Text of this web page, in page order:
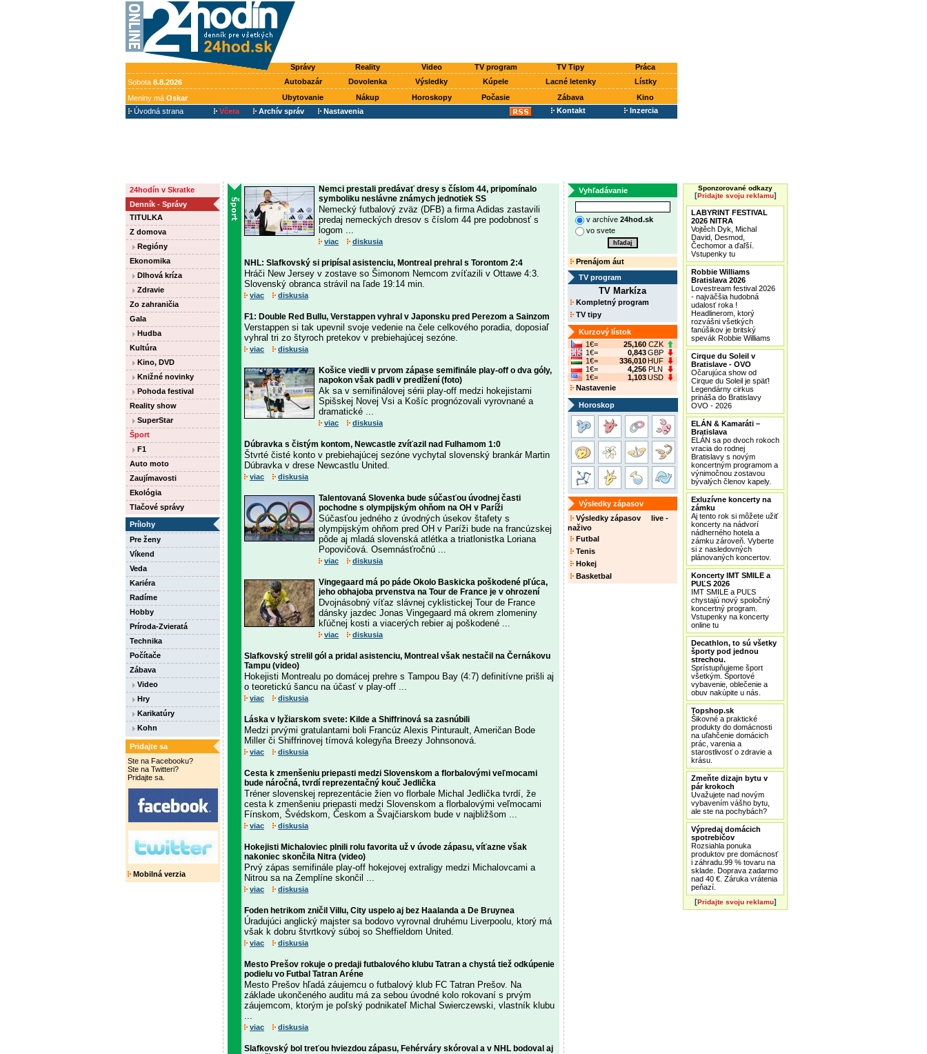
Správy Reality Video TV program TV Tipy
Práca
Sobota 8.8.2026 Autobazár Dovolenka Výsledky Kúpele Lacné letenky
Lístky
Meniny má Oskar Ubytovanie Nákup Horoskopy Počasie Zábava
Kino
Úvodná strana
Včera Archív správ Nastavenia Kontakt Inzercia
24hodín v Skratke
Denník - Správy
TITULKA
Z domova
Regióny
Ekonomika
Dlhová kríza
Zdravie
Zo zahraničia
Gala
Hudba
Kultúra
Kino, DVD
Knižné novinky
Pohoda festival
Reality show
SuperStar
Šport
F1
Auto moto
Zaujímavosti
Ekológia
Tlačové správy
Prílohy
Pre ženy
Víkend
Veda
Kariéra
Radíme
Hobby
Príroda-Zvieratá
Technika
Počítače
Zábava
Video
Hry
Karikatúry
Kohn
Pridajte sa
Ste na Facebooku?
Ste na Twitteri?
Pridajte sa.
Mobilná verzia
Nemci prestali predávať dresy s číslom 44, pripomínalo
symboliku neslávne známych jednotiek SS
Nemecký futbalový zväz (DFB) a firma Adidas zastavili
predaj nemeckých dresov s číslom 44 pre podobnosť s
logom ...
viac diskusia
NHL: Slafkovský si pripísal asistenciu, Montreal prehral s Torontom 2:4
Hráči New Jersey v zostave so Šimonom Nemcom zvíťazili v Ottawe 4:3.
Slovenský obranca strávil na ľade 19:14 min.
viac diskusia
F1: Double Red Bullu, Verstappen vyhral v Japonsku pred Perezom a Sainzom
Verstappen si tak upevnil svoje vedenie na čele celkového poradia, doposiaľ
vyhral tri zo štyroch pretekov v prebiehajúcej sezóne.
viac diskusia
Košice viedli v prvom zápase semifinále play-off o dva góly,
napokon však padli v predĺžení (foto)
Ak sa v semifinálovej sérii play-off medzi hokejistami
Spišskej Novej Vsi a Košíc prognózovali vyrovnané a
dramatické ...
viac diskusia
Dúbravka s čistým kontom, Newcastle zvíťazil nad Fulhamom 1:0
Štvrté čisté konto v prebiehajúcej sezóne vychytal slovenský brankár Martin
Dúbravka v drese Newcastlu United.
viac diskusia
Talentovaná Slovenka bude súčasťou úvodnej časti
pochodne s olympijským ohňom na OH v Paríži
Súčasťou jedného z úvodných úsekov štafety s
olympijským ohňom pred OH v Paríži bude na francúzskej
pôde aj mladá slovenská atlétka a triatlonistka Loriana
Popovičová. Osemnásťročnú ...
viac diskusia
Vingegaard má po páde Okolo Baskicka poškodené pľúca,
jeho obhajoba prvenstva na Tour de France je v ohrození
Dvojnásobný víťaz slávnej cyklistickej Tour de France
dánsky jazdec Jonas Vingegaard má okrem zlomeniny
kľúčnej kosti a viacerých rebier aj poškodené ...
viac diskusia
Slafkovský strelil gól a pridal asistenciu, Montreal však nestačil na Černákovu
Tampu (video)
Hokejisti Montrealu po domácej prehre s Tampou Bay (4:7) definitívne prišli aj
o teoretickú šancu na účasť v play-off ...
viac diskusia
Láska v lyžiarskom svete: Kilde a Shiffrinová sa zasnúbili
Medzi prvými gratulantami boli Francúz Alexis Pinturault, Američan Bode
Miller či Shiffrinovej tímová kolegyňa Breezy Johnsonová.
viac diskusia
Cesta k zmenšeniu priepasti medzi Slovenskom a florbalovými veľmocami
bude náročná, tvrdí reprezentačný kouč Jedlička
Tréner slovenskej reprezentácie žien vo florbale Michal Jedlička tvrdí, že
cesta k zmenšeniu priepasti medzi Slovenskom a florbalovými veľmocami
Fínskom, Švédskom, Českom a Švajčiarskom bude v najbližšom ...
viac diskusia
Hokejisti Michaloviec plnili rolu favorita už v úvode zápasu, víťazne však
nakoniec skončila Nitra (video)
Prvý zápas semifinále play-off hokejovej extraligy medzi Michalovcami a
Nitrou sa na Zemplíne skončil ...
viac diskusia
Foden hetrikom zničil Villu, City uspelo aj bez Haalanda a De Bruynea
Úradujúci anglický majster sa bodovo vyrovnal druhému Liverpoolu, ktorý má
však k dobru štvrtkový súboj so Sheffieldom United.
viac diskusia
Mesto Prešov rokuje o predaji futbalového klubu Tatran a chystá tiež odkúpenie
podielu vo Futbal Tatran Aréne
Mesto Prešov hľadá záujemcu o futbalový klub FC Tatran Prešov. Na
základe ukončeného auditu má za sebou úvodné kolo rokovaní s prvým
záujemcom, ktorým je poľský podnikateľ Michal Swierczewski, vlastník klubu
...
viac diskusia
Slafkovský bol treťou hviezdou zápasu, Fehérváry skóroval a v NHL bodoval aj
Vyhľadávanie
v archíve 24hod.sk
vo svete
Prenájom áut
TV program
TV Markíza
Kompletný program
TV tipy
Kurzový lístok
1€=
25,160 CZK
1€=
0,843GBP
1€=
336,010HUF
1€=
4,256 PLN
1€=
1,103USD
Nastavenie
Horoskop
Výsledky zápasov
Výsledky zápasov live -
naživo
Futbal
Tenis
Hokej
Basketbal
Sponzorované odkazy
[Pridajte svoju reklamu]
LABYRINT FESTIVAL
2026 NITRA
Vojtěch Dyk, Michal
David, Desmod,
Čechomor a ďaľší.
Vstupenky tu
Robbie Williams
Bratislava 2026
Lovestream festival 2026
- najväčšia hudobná
udalosť roka !
Headlinerom, ktorý
rozvášni všetkých
fanúšikov je britský
spevák Robbie Williams
Cirque du Soleil v
Bratislave - OVO
Očarujúca show od
Cirque du Soleil je späť!
Legendárny cirkus
prináša do Bratislavy
OVO - 2026
ELÁN & Kamaráti –
Bratislava
ELÁN sa po dvoch rokoch
vracia do rodnej
Bratislavy s novým
koncertným programom a
výnimočnou zostavou
bývalých členov kapely.
Exluzívne koncerty na
zámku
Aj tento rok si môžete užiť
koncerty na nádvorí
nádherného hotela a
zámku zároveň. Vyberte
si z nasledovných
plánovaných koncertov.
Koncerty IMT SMILE a
PUĽS 2026
IMT SMILE a PUĽS
chystajú nový spoločný
koncertný program.
Vstupenky na koncerty
online tu
Decathlon, to sú všetky
športy pod jednou
strechou.
Sprístupňujeme šport
všetkým. Športové
vybavenie, oblečenie a
obuv nakúpite u nás.
Topshop.sk
Šikovné a praktické
produkty do domácnosti
na uľahčenie domácich
prác, varenia a
starostlivosť o zdravie a
krásu.
Zmeňte dizajn bytu v
pár krokoch
Uvažujete nad novým
vybavením vášho bytu,
ale ste na pochybách?
Výpredaj domácich
spotrebičov
Rozsiahla ponuka
produktov pre domácnosť
i záhradu.99 % tovaru na
sklade. Doprava zadarmo
nad 40 €. Záruka vrátenia
peňazí.
[Pridajte svoju reklamu]